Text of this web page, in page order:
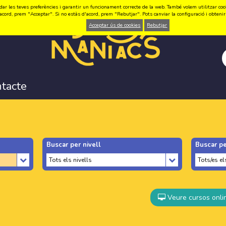
Buscar per nivell Buscar
Veure cursos
les teves preferències i garantir un funcionament correcte de la web. També volem utilitzar
prem "Acceptar". Si no estàs d'acord, prem "Rebutjar". Pots canviar la configuració i
Acceptar ús de cookies
Rebutjar